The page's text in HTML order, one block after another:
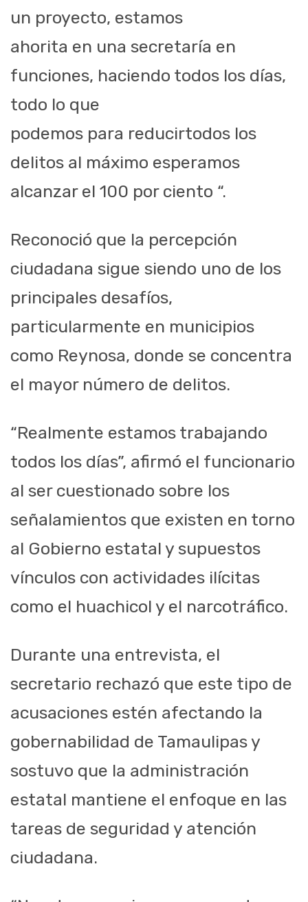
un proyecto, estamos
ahorita en una secretaría en
funciones, haciendo todos los días,
todo lo que
podemos para reducirtodos los
delitos al máximo esperamos
alcanzar el 100 por ciento “.
Reconoció que la percepción
ciudadana sigue siendo uno de los
principales desafíos,
particularmente en municipios
como Reynosa, donde se concentra
el mayor número de delitos.
“Realmente estamos trabajando
todos los días”, afirmó el funcionario
al ser cuestionado sobre los
señalamientos que existen en torno
al Gobierno estatal y supuestos
vínculos con actividades ilícitas
como el huachicol y el narcotráfico.
Durante una entrevista, el
secretario rechazó que este tipo de
acusaciones estén afectando la
gobernabilidad de Tamaulipas y
sostuvo que la administración
estatal mantiene el enfoque en las
tareas de seguridad y atención
ciudadana.